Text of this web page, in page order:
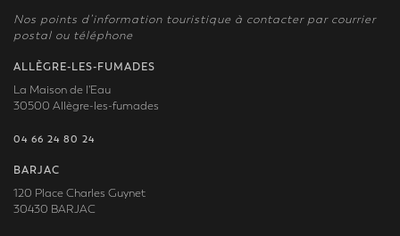
Nos points d’information touristique à contacter par courrier
postal ou téléphone
ALLÈGRE-LES-FUMADES
La Maison de l'Eau
30500 Allègre-les-fumades
04 66 24 80 24
BARJAC
120 Place Charles Guynet
30430 BARJAC